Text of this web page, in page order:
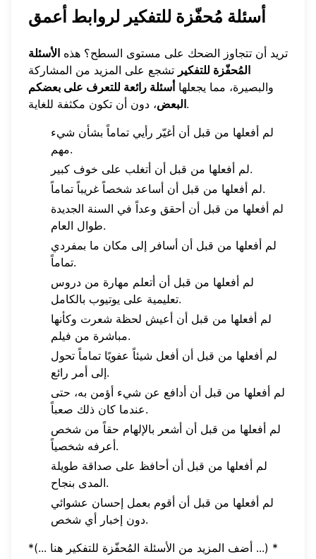
أسئلة مُحفّزة للتفكير لروابط أعمق
تريد أن تتجاوز الضحك على مستوى السطح؟ هذه الأسئلة
المُحفّزة للتفكير تشجع على المزيد من المشاركة
والبصيرة، مما يجعلهاأسئلة رائعة للتعرف على بعضكم
البعض، دون أن تكون مكثفة للغاية.
لم أفعلها من قبل أن أغيّر رأيي تماماً بشأن شيء
مهم.
لم أفعلها من قبل أن أتغلب على خوف كبير.
لم أفعلها من قبل أن أساعد شخصاً غريباً تماماً.
لم أفعلها من قبل أن أحقق وعداً في السنة الجديدة
طوال العام.
لم أفعلها من قبل أن أسافر إلى مكان ما بمفردي
تماماً.
لم أفعلها من قبل أن أتعلم مهارة من دروس
تعليمية على يوتيوب بالكامل.
لم أفعلها من قبل أن أعيش لحظة شعرت وكأنها
مباشرة من فيلم.
لم أفعلها من قبل أن أفعل شيئاً عفويًا تماماً تحول
إلى أمر رائع.
لم أفعلها من قبل أن أدافع عن شيء أؤمن به، حتى
عندما كان ذلك صعباً.
لم أفعلها من قبل أن أشعر بالإلهام حقاً من شخص
أعرفه شخصياً.
لم أفعلها من قبل أن أحافظ على صداقة طويلة
المدى بنجاح.
لم أفعلها من قبل أن أقوم بعمل إحسان عشوائي
دون إخبار أي شخص.
*(... أضف المزيد من الأسئلة المُحفّزة للتفكير هنا ...) *